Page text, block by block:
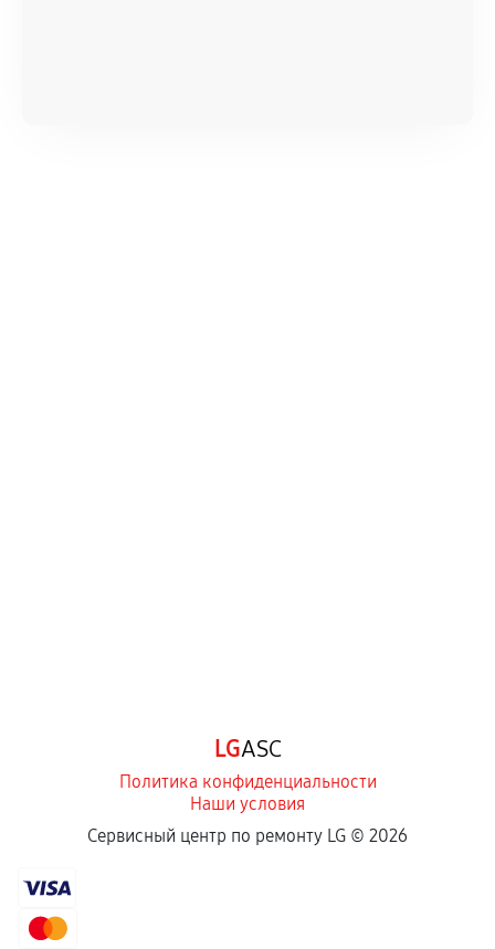
LGASC
Политика конфиденциальности
Наши условия
Сервисный центр по ремонту LG © 2026